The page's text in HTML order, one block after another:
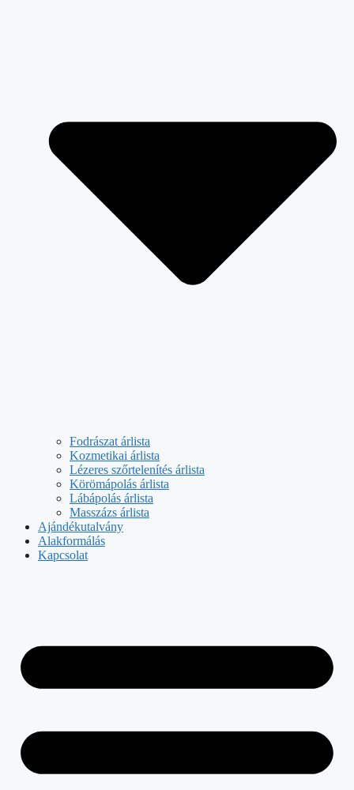
Fodrászat árlista
Kozmetikai árlista
Lézeres szőrtelenítés árlista
Körömápolás árlista
Lábápolás árlista
Masszázs árlista
Ajándékutalvány
Alakformálás
Kapcsolat